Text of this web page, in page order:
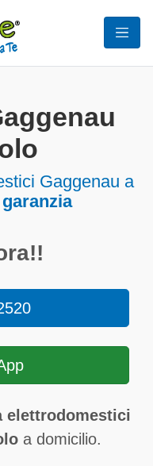
Gaggenau a
elettrodomestici
a domicilio.